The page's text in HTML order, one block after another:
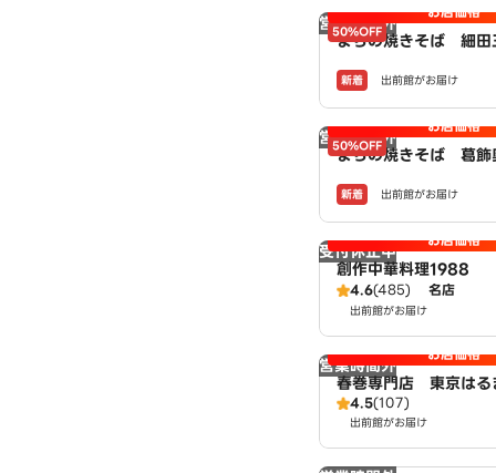
営業時間外
50%OFF
お店価格
まちの焼きそば 細
新着 出前館がお届け
営業時間外
50%OFF
お店価格
まちの焼きそば 葛飾
新着 出前館がお届け
受付休止中 お店価格
創作中華料理1988
4.6(485) 名店
出前館がお届け
営業時間外 お店価格
春巻専門店 東京はる
本店
4.5(107)
出前館がお届け